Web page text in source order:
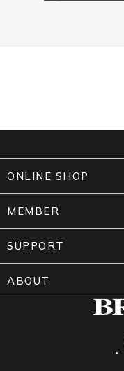
ONLINE SHOP
MEMBER
SUPPORT
ABOUT